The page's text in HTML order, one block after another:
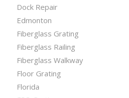
Dock Repair
Edmonton
Fiberglass Grating
Fiberglass Railing
Fiberglass Walkway
Floor Grating
Florida